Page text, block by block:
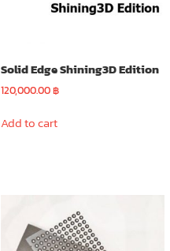
Solid Edge Shining3D Edition
120,000.00฿
Add to cart